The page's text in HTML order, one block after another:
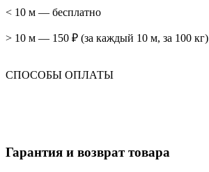
< 10 м — бесплатно
> 10 м — 150 ₽ (за каждый 10 м, за 100 кг)
СПОСОБЫ ОПЛАТЫ
Гарантия и возврат товара